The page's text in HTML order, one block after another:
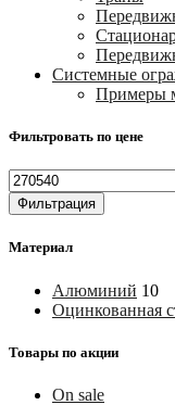
Системные
Примеры
Фильтровать по цене
Минимальная
цена
Фильтрация
Материал
Алюминий 10
Оцинкованная
Товары по акции
On sale